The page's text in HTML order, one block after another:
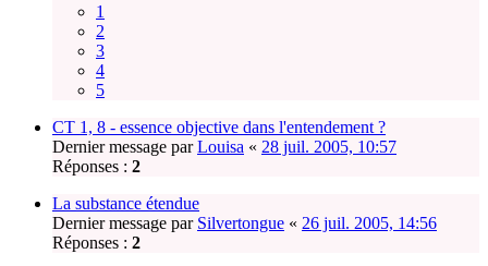
1
2
3
4
5
CT 1, 8 - essence objective dans l'entendement ?
Dernier message parLouisa « 28 juil. 2005, 10:57
Réponses : 2
La substance étendue
Dernier message par Silvertongue « 26 juil. 2005, 14:56
Réponses : 2